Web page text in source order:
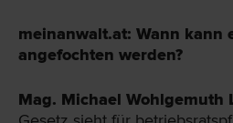
meinanwalt.at: Wann kann
angefochten werden?
Mag. Michael Wohlgemuth